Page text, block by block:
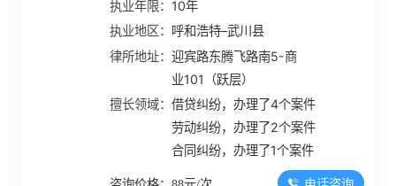
执业年限： 10年
执业地区： 呼和浩特–武川县
律所地址：迎宾路东腾飞路南5-商
业101（跃层）
擅长领域：借贷纠纷，办理了4个案件
劳动纠纷，办理了2个案件
合同纠纷，办理了1个案件